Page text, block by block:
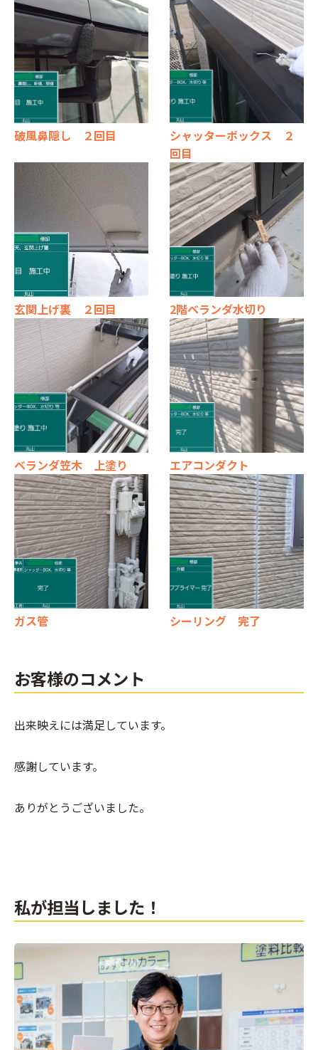
破風鼻隠し ２回目
シャッターボックス ２
回目
玄関上げ裏 ２回目 2階ベランダ水切り
ベランダ笠木 上塗り エアコンダクト
ガス管 シーリング 完了
お客様のコメント
出来映えには満足しています。
感謝しています。
ありがとうございました。
私が担当しました！